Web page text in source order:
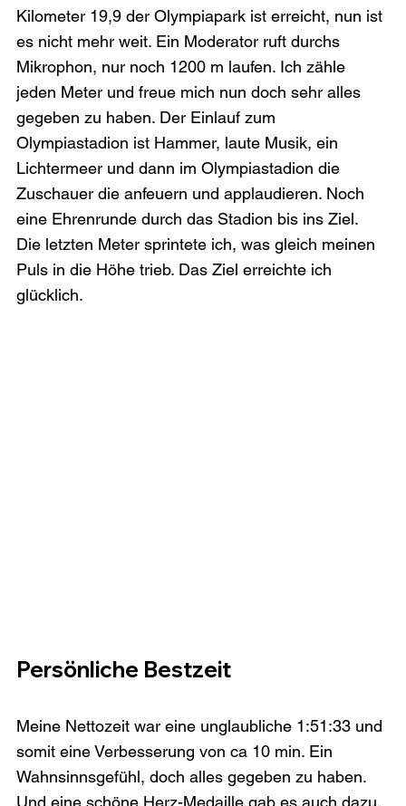
Kilometer 19,9 der Olympiapark ist erreicht, nun ist
es nicht mehr weit. Ein Moderator ruft durchs
Mikrophon, nur noch 1200 m laufen. Ich zähle
jeden Meter und freue mich nun doch sehr alles
gegeben zu haben. Der Einlauf zum
Olympiastadion ist Hammer, laute Musik, ein
Lichtermeer und dann im Olympiastadion die
Zuschauer die anfeuern und applaudieren. Noch
eine Ehrenrunde durch das Stadion bis ins Ziel.
Die letzten Meter sprintete ich, was gleich meinen
Puls in die Höhe trieb. Das Ziel erreichte ich
Persönliche Bestzeit
Meine Nettozeit war eine unglaubliche 1:51:33 und
somit eine Verbesserung von ca 10 min. Ein
Wahnsinnsgefühl, doch alles gegeben zu haben.